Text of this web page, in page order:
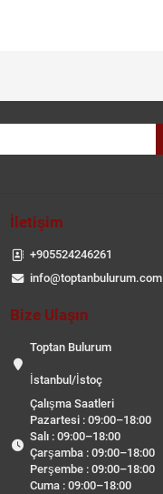
İletişim
+905524246261
info@toptanbulurum.com
Bize Ulaşın
Toptan Bulurum
İstanbul/İstoç
Çalışma Saatleri
Pazartesi : 09:00–18:00
Salı : 09:00–18:00
Çarşamba : 09:00–18:00
Perşembe : 09:00–18:00
Cuma : 09:00–18:00